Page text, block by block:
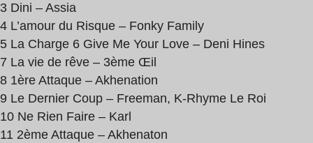
3 Dini – Assia
4 L’amour du Risque – Fonky Family
5 La Charge 6 Give Me Your Love – Deni Hines
7 La vie de rêve – 3ème Œil
8 1ère Attaque – Akhenation
9 Le Dernier Coup – Freeman, K-Rhyme Le Roi
10 Ne Rien Faire – Karl
11 2ème Attaque – Akhenaton